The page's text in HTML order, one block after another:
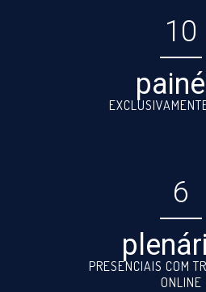
10
6
PRESENCIAIS COM
ONLINE